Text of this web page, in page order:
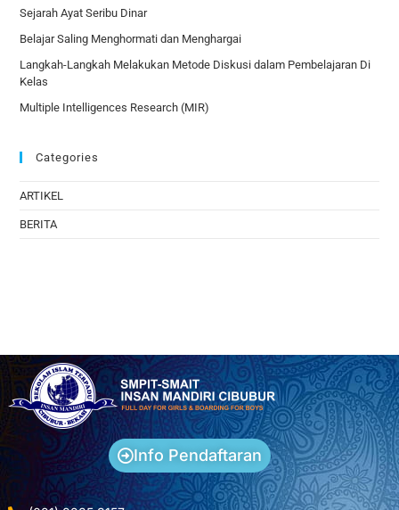
Sejarah Ayat Seribu Dinar
Belajar Saling Menghormati dan Menghargai
Langkah-Langkah Melakukan Metode Diskusi dalam Pembelajaran Di
Kelas
Multiple Intelligences Research (MIR)
Categories
ARTIKEL
BERITA
Info Pendaftaran